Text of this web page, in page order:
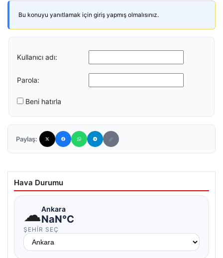
Bu konuyu yanıtlamak için giriş yapmış olmalısınız.
Kullanıcı adı:
Parola:
Beni hatırla
Paylaş:
Hava Durumu
☁Ankara
NaN°C
ŞEHIR SEÇ